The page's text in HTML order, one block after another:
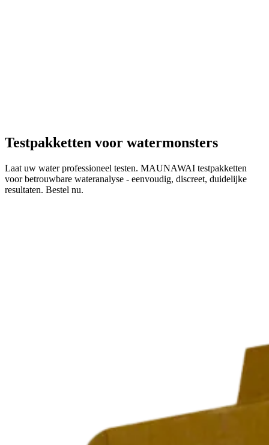
Testpakketten voor watermonsters
Laat uw water professioneel testen. MAUNAWAI testpakketten
voor betrouwbare wateranalyse - eenvoudig, discreet, duidelijke
resultaten. Bestel nu.